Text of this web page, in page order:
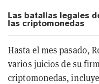
Las batallas legales
las criptomonedas
Hasta el mes pasado,
varios juicios de su
criptomonedas,